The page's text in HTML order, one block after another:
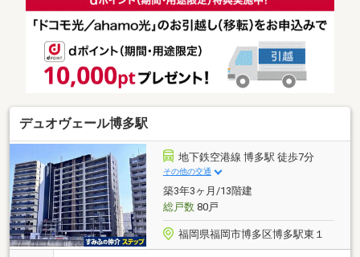
できます☆1LDKの使いやすい間取りで、LDKも広さが
確保されているためゆとりある暮らしが可能☆LDKも
可能で、大切な家族と一緒に暮らせる点も魅力です☆
オートロック付きでセキュリティ面も安心な住環境で
す☆周辺には、買い物や外食に便利な立地に加え、住
デュオヴェール博多駅
地下鉄空港線 博多駅 徒歩7分
その他の交通
築3年3ヶ月/13階建
総戸数80戸
福岡県福岡市博多区博多駅東１